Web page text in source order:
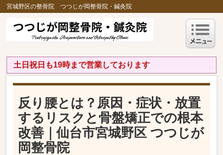
宮城野区の整骨院 つつじが岡整骨院・鍼灸院
土日祝日も19時まで営業しております
反り腰とは？原因・症状・放置
するリスクと骨盤矯正での根本
改善｜仙台市宮城野区 つつじが
岡整骨院